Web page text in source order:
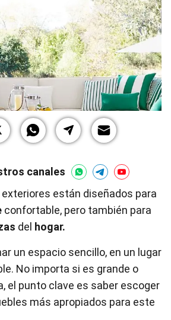
canales
exteriores están diseñados para
confortable, pero también para
del hogar.
un espacio sencillo, en un lugar
No importa si es grande o
el punto clave es saber escoger
más apropiados para este